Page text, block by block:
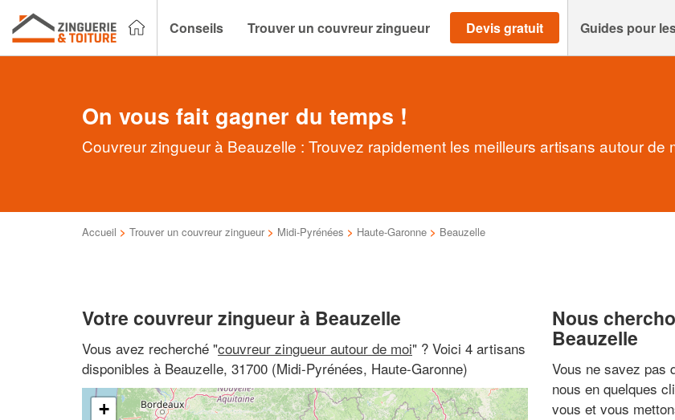
Conseils Trouver un couvreur zingueur Devis gratuit Guides pour
On vous fait gagner du temps !
Couvreur zingueur à Beauzelle : Trouvez rapidement les meilleurs artisans autour de
Accueil > Trouver un couvreur zingueur > Midi-Pyrénées > Haute-Garonne > Beauzelle
Votre couvreur zingueur à Beauzelle
Vous avez recherché "couvreur zingueur autour de moi" ? Voici 4 artisans
disponibles à Beauzelle, 31700 (Midi-Pyrénées, Haute-Garonne)
+
Nous
Beauzelle
Vous ne savez pas
nous en quelques
vous et vous